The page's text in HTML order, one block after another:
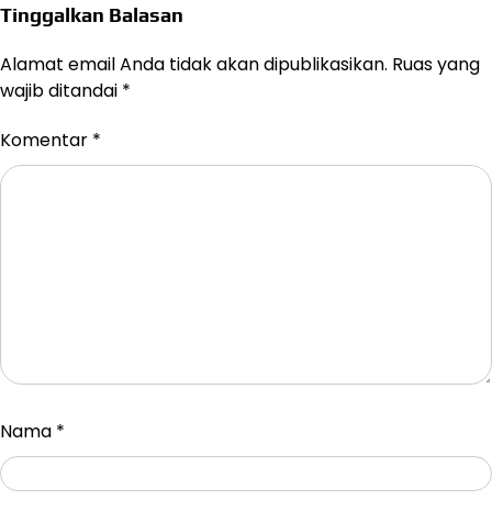
Tinggalkan Balasan
Alamat email Anda tidak akan dipublikasikan. Ruas yang
wajib ditandai *
Komentar *
Nama *